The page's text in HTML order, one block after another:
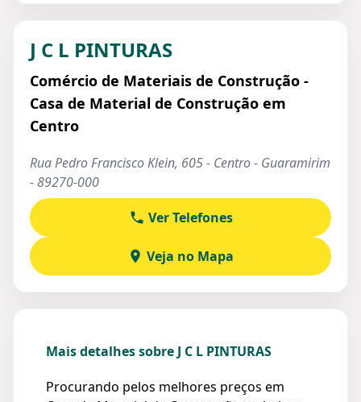
J C L PINTURAS
Comércio de Materiais de Construção -
Casa de Material de Construção em
Centro
Rua Pedro Francisco Klein, 605 - Centro - Guaramirim
- 89270-000
Ver Telefones
Veja no Mapa
Mais detalhes sobre J C L PINTURAS
Procurando pelos melhores preços em